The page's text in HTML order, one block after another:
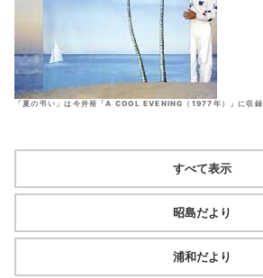
「夏の弔い」は今井裕「A COOL EVENING（1977年）」に収録
すべて表示
昭島だより
浦和だより